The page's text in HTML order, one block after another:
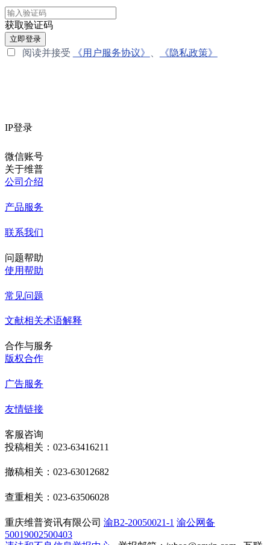
获取验证码
立即登录
阅读并接受 《用户服务协议》 《隐私政策》
IP登录
微信账号
关于维普
公司介绍
产品服务
联系我们
问题帮助
使用帮助
常见问题
文献相关术语解释
合作与服务
版权合作
广告服务
友情链接
客服咨询
投稿相关：023-63416211
撤稿相关：023-63012682
查重相关：023-63506028
重庆维普资讯有限公司 渝B2-20050021-1 渝公网备
50019002500403